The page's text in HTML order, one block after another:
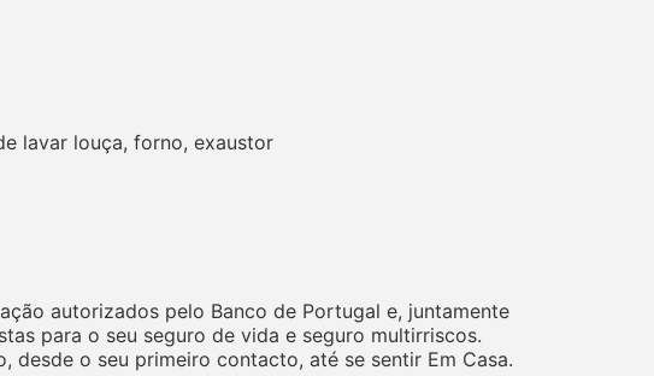
lavar louça, forno, exaustor
autorizados pelo Banco de Portugal e, juntamente
para o seu seguro de vida e seguro multirriscos.
o seu primeiro contacto, até se sentir Em Casa.